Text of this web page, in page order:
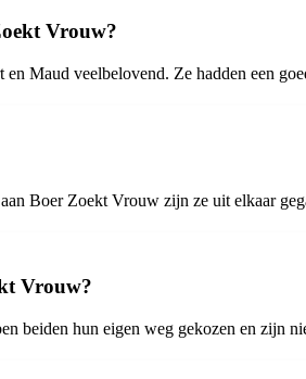
Vrouw?
Maud veelbelovend. Ze hadden een
Boer Zoekt Vrouw zijn ze uit elkaar
Vrouw?
beiden hun eigen weg gekozen en zijn